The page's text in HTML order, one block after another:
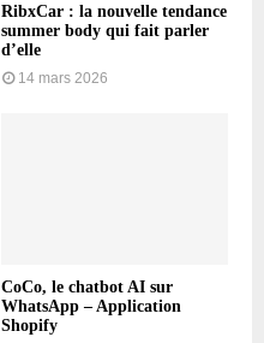
RibxCar : la nouvelle tendance
summer body qui fait parler
d’elle
14 mars 2026
CoCo, le chatbot AI sur
WhatsApp – Application
Shopify